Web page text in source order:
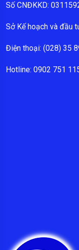
Số CNĐKKD:
Sở Kế hoạch và đầu
Điện thoại: (028) 35
Hotline: 0902 751